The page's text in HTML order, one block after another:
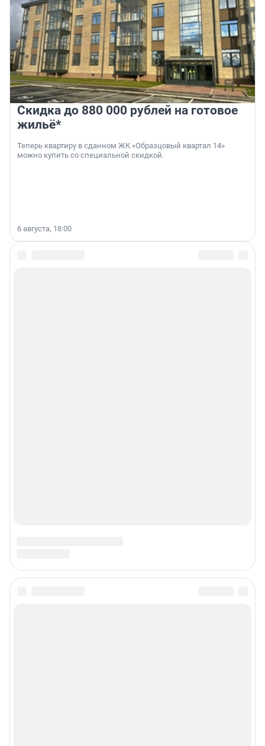
Скидка до 880 000 рублей на готовое
жильё*
Теперь квартиру в сданном ЖК «Образцовый квартал 14»
можно купить со специальной скидкой.
6 августа, 18:00